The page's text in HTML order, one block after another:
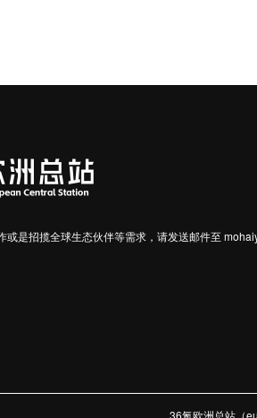
或是招揽全球生态伙伴等需求，请发送邮件至
36氪欧洲总站（